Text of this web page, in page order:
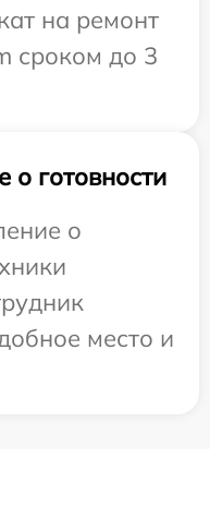
на ремонт
сроком до 3
готовности
о
место и